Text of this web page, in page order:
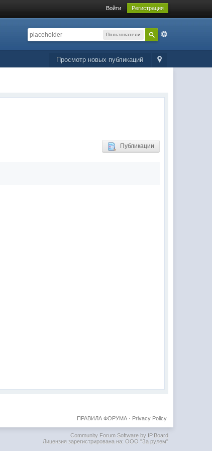
Войти Регистрация
Пользователи
Просмотр новых публикаций
Публикации
Privacy Policy
ПРАВИЛА ФОРУМА·
Community Forum Software by IP.Board
Лицензия зарегистрирована на: ООО "За рулем"